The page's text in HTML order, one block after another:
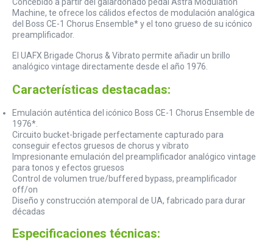
Concebido a partir del galardonado pedal Astra Modulation
Machine, te ofrece los cálidos efectos de modulación analógica
del Boss CE-1 Chorus Ensemble* y el tono grueso de su icónico
preamplificador.
El UAFX Brigade Chorus & Vibrato permite añadir un brillo
analógico vintage directamente desde el año 1976.
Características destacadas:
Emulación auténtica del icónico Boss CE-1 Chorus Ensemble de
1976*.
Circuito bucket-brigade perfectamente capturado para
conseguir efectos gruesos de chorus y vibrato
Impresionante emulación del preamplificador analógico vintage
para tonos y efectos gruesos
Control de volumen true/buffered bypass, preamplificador
off/on
Diseño y construcción atemporal de UA, fabricado para durar
décadas
Especificaciones técnicas: